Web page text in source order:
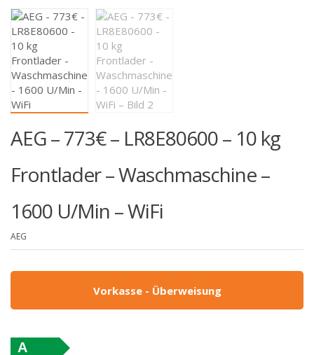
AEG – 773€ – LR8E80600 – 10 kg
Frontlader – Waschmaschine –
1600 U/Min – WiFi
AEG
Vorkasse - Überweisung
A